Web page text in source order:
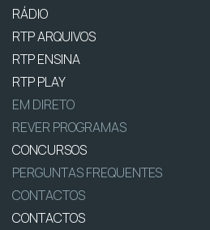
RÁDIO
RTP ARQUIVOS
RTP ENSINA
RTP PLAY
EM DIRETO
REVER PROGRAMAS
CONCURSOS
PERGUNTAS FREQUENTES
CONTACTOS
CONTACTOS